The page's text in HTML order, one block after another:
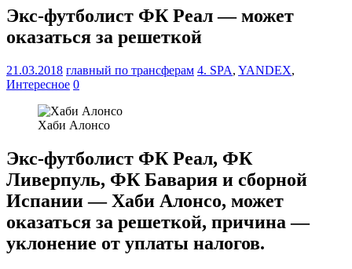
Экс-футболист ФК Реал — может
оказаться за решеткой
21.03.2018 главный по трансферам 4. SPA, YANDEX,
Интересное 0
Хаби Алонсо
Экс-футболист ФК Реал, ФК
Ливерпуль, ФК Бавария и сборной
Испании — Хаби Алонсо, может
оказаться за решеткой, причина —
уклонение от уплаты налогов.